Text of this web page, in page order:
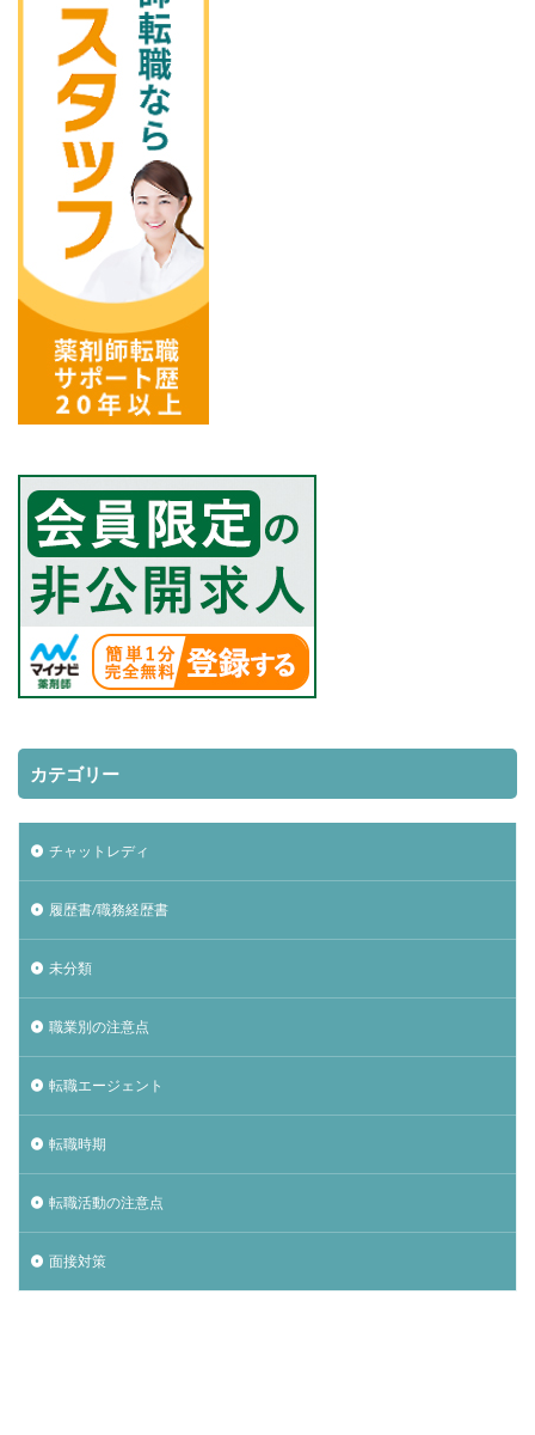
カテゴリー
チャットレディ
履歴書/職務経歴書
未分類
職業別の注意点
転職エージェント
転職時期
転職活動の注意点
面接対策